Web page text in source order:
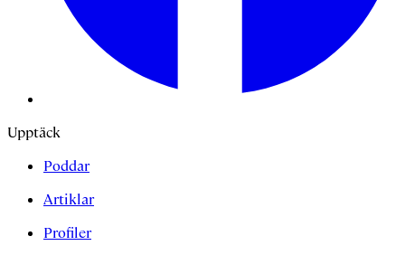
Upptäck
Poddar
Artiklar
Profiler